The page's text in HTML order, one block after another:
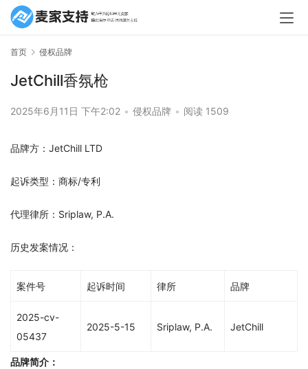
首页 侵权品牌
JetChill香氛枪
2025年6月11日 下午2:02 • 侵权品牌 • 阅读 1509
品牌方：JetChill LTD
起诉类型：商标/专利
代理律所：Sriplaw, P.A.
历史发案情况：
案件号 起诉时间 律所 品牌
2025-cv-
05437
2025-5-15 Sriplaw, P.A. JetChill
品牌简介：